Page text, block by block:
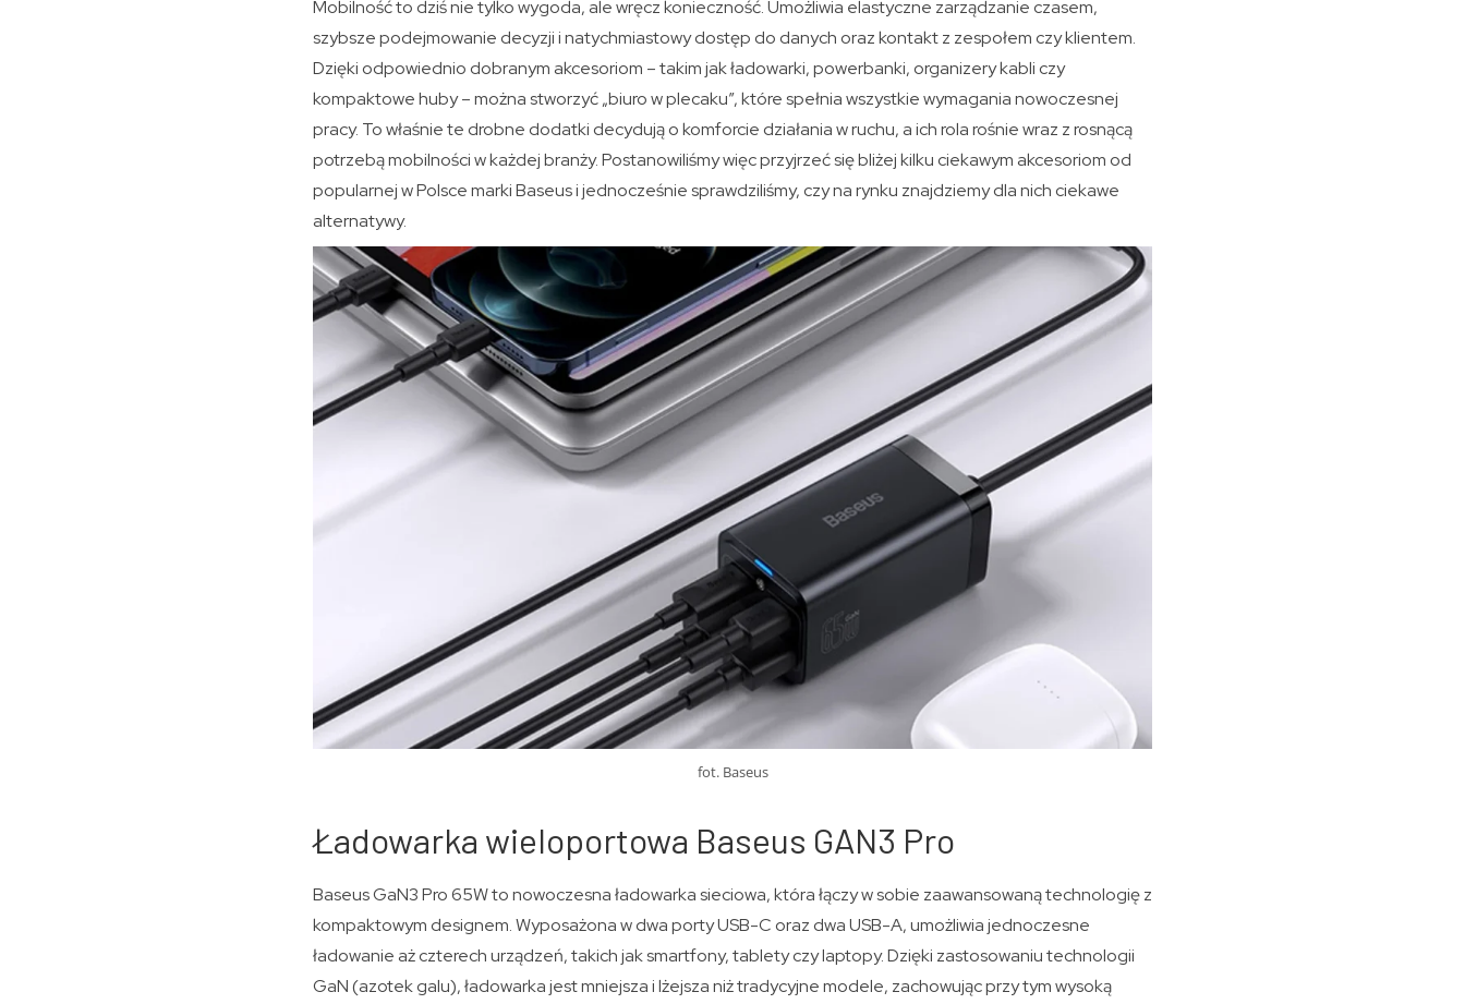
Mobilność to dziś nie tylko wygoda, ale wręcz konieczność. Umożliwia elastyczne zarządzanie czasem,
szybsze podejmowanie decyzji i natychmiastowy dostęp do danych oraz kontakt z zespołem czy klientem.
Dzięki odpowiednio dobranym akcesoriom – takim jak ładowarki, powerbanki, organizery kabli czy
kompaktowe huby – można stworzyć „biuro w plecaku”, które spełnia wszystkie wymagania nowoczesnej
pracy. To właśnie te drobne dodatki decydują o komforcie działania w ruchu, a ich rola rośnie wraz z rosnącą
potrzebą mobilności w każdej branży. Postanowiliśmy więc przyjrzeć się bliżej kilku ciekawym akcesoriom od
popularnej w Polsce marki Baseus i jednocześnie sprawdziliśmy, czy na rynku znajdziemy dla nich ciekawe
alternatywy.
fot. Baseus
Ładowarka wieloportowa Baseus GAN3 Pro
​Baseus GaN3 Pro 65W to nowoczesna ładowarka sieciowa, która łączy w sobie zaawansowaną technologię z
kompaktowym designem. Wyposażona w dwa porty USB-C oraz dwa USB-A, umożliwia jednoczesne
ładowanie aż czterech urządzeń, takich jak smartfony, tablety czy laptopy. Dzięki zastosowaniu technologii
GaN (azotek galu), ładowarka jest mniejsza i lżejsza niż tradycyjne modele, zachowując przy tym wysoką